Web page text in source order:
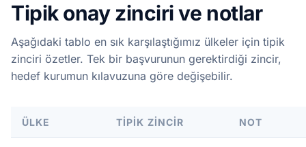
Tipik onay zinciri ve notlar
Aşağıdaki tablo en sık karşılaştığımız ülkeler için tipik
zinciri özetler. Tek bir başvurunun gerektirdiği zincir,
hedef kurumun kılavuzuna göre değişebilir.
ÜLKE TIPIK ZINCIR NOT